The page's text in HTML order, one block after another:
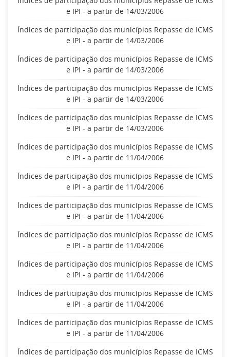
e IPI - a partir de 14/03/2006
Índices de participação dos municípios Repasse de ICMS
e IPI - a partir de 14/03/2006
Índices de participação dos municípios Repasse de ICMS
e IPI - a partir de 14/03/2006
Índices de participação dos municípios Repasse de ICMS
e IPI - a partir de 14/03/2006
Índices de participação dos municípios Repasse de ICMS
e IPI - a partir de 14/03/2006
Índices de participação dos municípios Repasse de ICMS
e IPI - a partir de 11/04/2006
Índices de participação dos municípios Repasse de ICMS
e IPI - a partir de 11/04/2006
Índices de participação dos municípios Repasse de ICMS
e IPI - a partir de 11/04/2006
Índices de participação dos municípios Repasse de ICMS
e IPI - a partir de 11/04/2006
Índices de participação dos municípios Repasse de ICMS
e IPI - a partir de 11/04/2006
Índices de participação dos municípios Repasse de ICMS
e IPI - a partir de 11/04/2006
Índices de participação dos municípios Repasse de ICMS
e IPI - a partir de 11/04/2006
Índices de participação dos municípios Repasse de ICMS